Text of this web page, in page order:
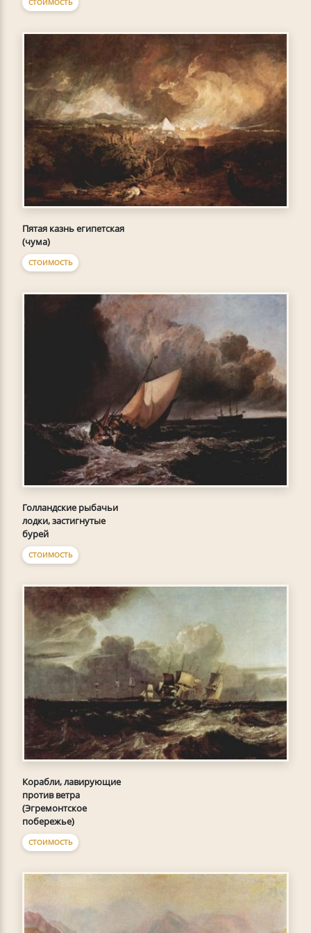
СТОИМОСТЬ
Пятая казнь египетская
(чума)
СТОИМОСТЬ
Голландские рыбачьи
лодки, застигнутые
бурей
СТОИМОСТЬ
Корабли, лавирующие
против ветра
(Эгремонтское
побережье)
СТОИМОСТЬ